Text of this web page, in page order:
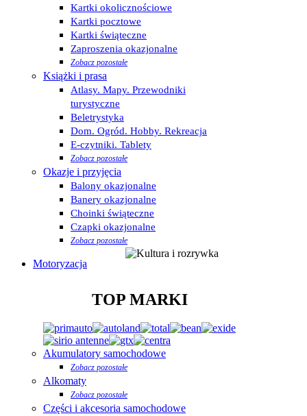
Kartki okolicznościowe
Kartki pocztowe
Kartki świąteczne
Zaproszenia okazjonalne
Zobacz pozostałe
Książki i prasa
Atlasy. Mapy. Przewodniki
turystyczne
Beletrystyka
Dom. Ogród. Hobby. Rekreacja
E-czytniki. Tablety
Zobacz pozostałe
Okazje i przyjęcia
Balony okazjonalne
Banery okazjonalne
Choinki świąteczne
Czapki okazjonalne
Zobacz pozostałe
Motoryzacja
TOP MARKI
Akumulatory samochodowe
Zobacz pozostałe
Alkomaty
Zobacz pozostałe
Części i akcesoria samochodowe